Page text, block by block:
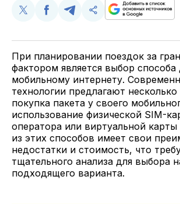
Поделиться
Twitter
Поделиться
Facebook
Поделиться
Telegram
Скопируйте
поделитесь
При планировании поездок за
фактором является выбор способа
мобильному интернету.
технологии предлагают
покупка пакета у своего
использование физической SIM-
оператора или виртуальной
из этих способов имеет свои
недостатки и стоимость, что
тщательного анализа для выбора
подходящего варианта.